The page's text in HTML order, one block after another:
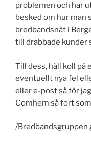
problemen och har
besked om hur
bredbandsnät i
till drabbade kunder
Till dess, håll koll på
eventuellt nya fel
eller e-post så för
Comhem så fort
/Bredbandsgruppen